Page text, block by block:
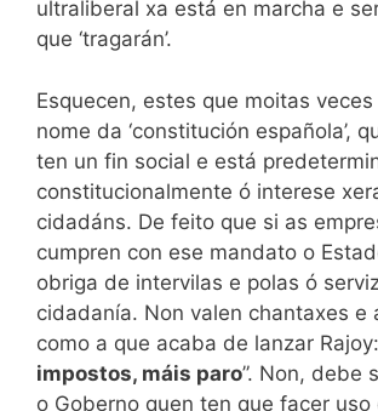
ultraliberal xa está en marcha e
que ‘tragarán’.
Esquecen, estes que moitas
nome da ‘constitución española’,
ten un fin social e está
constitucionalmente ó interese
cidadáns. De feito que si as
cumpren con ese mandato o
obriga de intervilas e polas ó
cidadanía. Non valen chantaxes e
como a que acaba de lanzar
impostos, máis paro”. Non, debe
o Goberno quen ten que facer